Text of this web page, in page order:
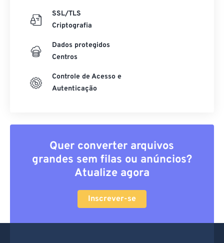
SSL/TLS
Criptografia
Dados protegidos
Centros
Controle de Acesso e
Autenticação
Quer converter arquivos
grandes sem filas ou anúncios?
Atualize agora
Inscrever-se